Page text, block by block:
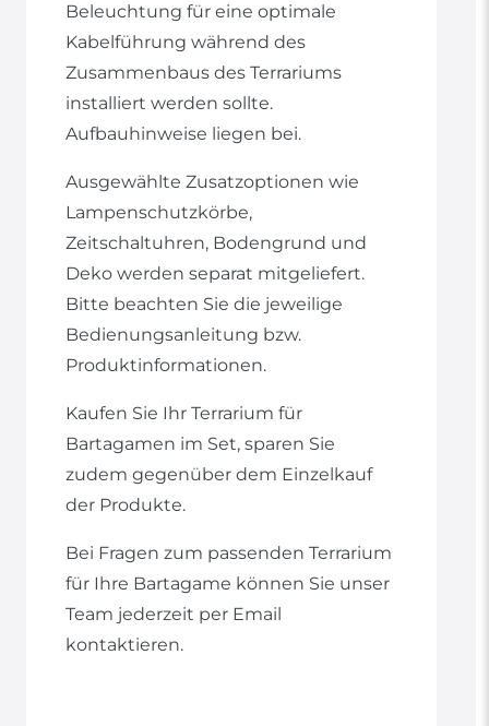
Beleuchtung für eine optimale
Kabelführung während des
Zusammenbaus des Terrariums
installiert werden sollte.
Aufbauhinweise liegen bei.
Ausgewählte Zusatzoptionen wie
Lampenschutzkörbe,
Zeitschaltuhren, Bodengrund und
Deko werden separat mitgeliefert.
Bitte beachten Sie die jeweilige
Bedienungsanleitung bzw.
Produktinformationen.
Kaufen Sie Ihr Terrarium für
Bartagamen im Set, sparen Sie
zudem gegenüber dem Einzelkauf
der Produkte.
Bei Fragen zum passenden Terrarium
für Ihre Bartagame können Sie unser
Team jederzeit per Email
kontaktieren.